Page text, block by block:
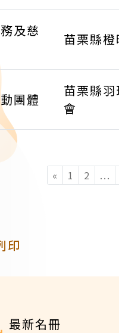
及慈
苗栗縣
團體
苗栗縣
會
« 1 2 ...
印
最新名冊